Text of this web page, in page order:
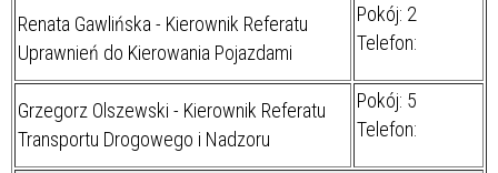
Renata Gawlińska - Kierownik Referatu
Uprawnień do Kierowania Pojazdami
Pokój: 2
Telefon:
Grzegorz Olszewski - Kierownik Referatu
Transportu Drogowego i Nadzoru
Pokój: 5
Telefon: